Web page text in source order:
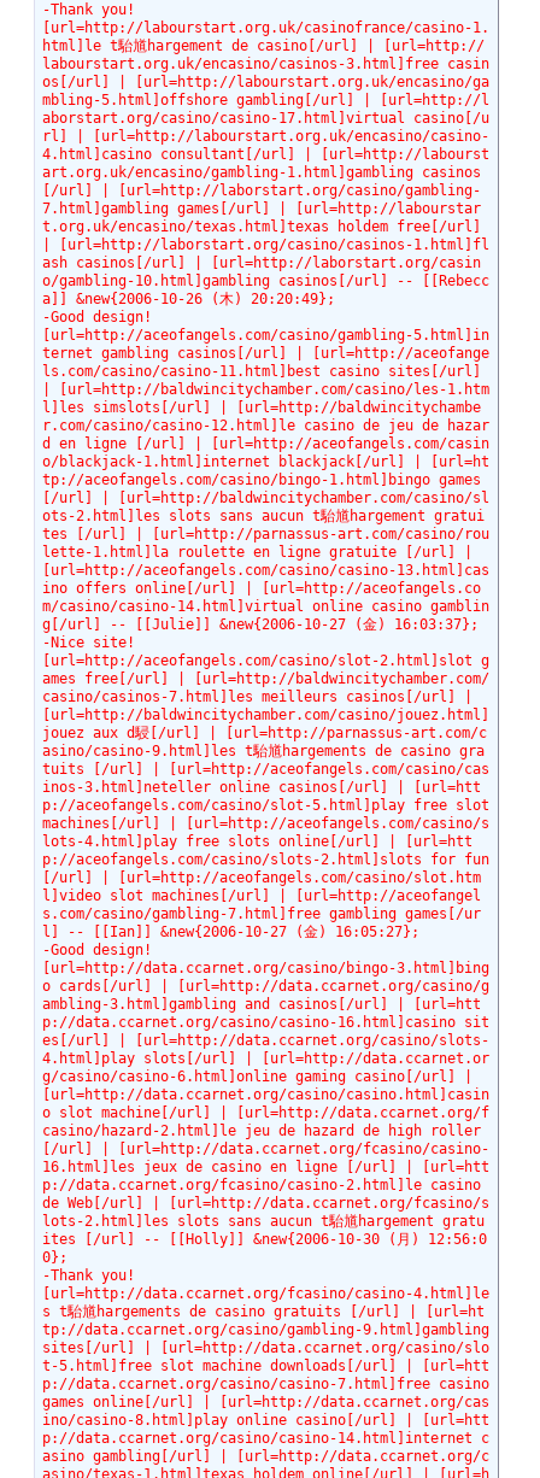
-Thank you!
[url=http://labourstart.org.uk/casinofrance/casino-1.
html]le t駘馗hargement de casino[/url] | [url=http://
labourstart.org.uk/encasino/casinos-3.html]free casin
os[/url] | [url=http://labourstart.org.uk/encasino/ga
mbling-5.html]offshore gambling[/url] | [url=http://l
aborstart.org/casino/casino-17.html]virtual casino[/u
rl] | [url=http://labourstart.org.uk/encasino/casino-
4.html]casino consultant[/url] | [url=http://labourst
art.org.uk/encasino/gambling-1.html]gambling casinos
[/url] | [url=http://laborstart.org/casino/gambling-
7.html]gambling games[/url] | [url=http://labourstar
t.org.uk/encasino/texas.html]texas holdem free[/url]
| [url=http://laborstart.org/casino/casinos-1.html]fl
ash casinos[/url] | [url=http://laborstart.org/casin
o/gambling-10.html]gambling casinos[/url] -- [[Rebecc
a]] &new{2006-10-26 (木) 20:20:49};
-Good design!
[url=http://aceofangels.com/casino/gambling-5.html]in
ternet gambling casinos[/url] | [url=http://aceofange
ls.com/casino/casino-11.html]best casino sites[/url]
| [url=http://baldwincitychamber.com/casino/les-1.htm
l]les simslots[/url] | [url=http://baldwincitychambe
r.com/casino/casino-12.html]le casino de jeu de hazar
d en ligne [/url] | [url=http://aceofangels.com/casin
o/blackjack-1.html]internet blackjack[/url] | [url=ht
tp://aceofangels.com/casino/bingo-1.html]bingo games
[/url] | [url=http://baldwincitychamber.com/casino/sl
ots-2.html]les slots sans aucun t駘馗hargement gratui
tes [/url] | [url=http://parnassus-art.com/casino/rou
lette-1.html]la roulette en ligne gratuite [/url] |
[url=http://aceofangels.com/casino/casino-13.html]cas
ino offers online[/url] | [url=http://aceofangels.co
m/casino/casino-14.html]virtual online casino gamblin
g[/url] -- [[Julie]] &new{2006-10-27 (金) 16:03:37};
-Nice site!
[url=http://aceofangels.com/casino/slot-2.html]slot g
ames free[/url] | [url=http://baldwincitychamber.com/
casino/casinos-7.html]les meilleurs casinos[/url] |
[url=http://baldwincitychamber.com/casino/jouez.html]
jouez aux d駸[/url] | [url=http://parnassus-art.com/c
asino/casino-9.html]les t駘馗hargements de casino gra
tuits [/url] | [url=http://aceofangels.com/casino/cas
inos-3.html]neteller online casinos[/url] | [url=htt
p://aceofangels.com/casino/slot-5.html]play free slot
machines[/url] | [url=http://aceofangels.com/casino/s
lots-4.html]play free slots online[/url] | [url=htt
p://aceofangels.com/casino/slots-2.html]slots for fun
[/url] | [url=http://aceofangels.com/casino/slot.htm
l]video slot machines[/url] | [url=http://aceofangel
s.com/casino/gambling-7.html]free gambling games[/ur
l] -- [[Ian]] &new{2006-10-27 (金) 16:05:27};
-Good design!
[url=http://data.ccarnet.org/casino/bingo-3.html]bing
o cards[/url] | [url=http://data.ccarnet.org/casino/g
ambling-3.html]gambling and casinos[/url] | [url=htt
p://data.ccarnet.org/casino/casino-16.html]casino sit
es[/url] | [url=http://data.ccarnet.org/casino/slots-
4.html]play slots[/url] | [url=http://data.ccarnet.or
g/casino/casino-6.html]online gaming casino[/url] |
[url=http://data.ccarnet.org/casino/casino.html]casin
o slot machine[/url] | [url=http://data.ccarnet.org/f
casino/hazard-2.html]le jeu de hazard de high roller
[/url] | [url=http://data.ccarnet.org/fcasino/casino-
16.html]les jeux de casino en ligne [/url] | [url=htt
p://data.ccarnet.org/fcasino/casino-2.html]le casino
de Web[/url] | [url=http://data.ccarnet.org/fcasino/s
lots-2.html]les slots sans aucun t駘馗hargement gratu
ites [/url] -- [[Holly]] &new{2006-10-30 (月) 12:56:0
0};
-Thank you!
[url=http://data.ccarnet.org/fcasino/casino-4.html]le
s t駘馗hargements de casino gratuits [/url] | [url=ht
tp://data.ccarnet.org/casino/gambling-9.html]gambling
sites[/url] | [url=http://data.ccarnet.org/casino/slo
t-5.html]free slot machine downloads[/url] | [url=htt
p://data.ccarnet.org/casino/casino-7.html]free casino
games online[/url] | [url=http://data.ccarnet.org/cas
ino/casino-8.html]play online casino[/url] | [url=htt
p://data.ccarnet.org/casino/casino-14.html]internet c
asino gambling[/url] | [url=http://data.ccarnet.org/c